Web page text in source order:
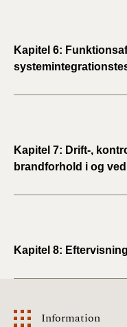
Kapitel 6:
Kapitel 7: Drift-,
brandforhold i og
Kapitel 8: Eftervisning
Information